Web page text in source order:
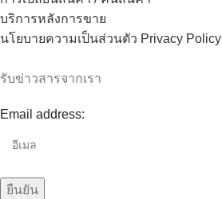
บริการหลังการขาย
นโยบายความเป็นส่วนตัว Privacy Policy
รับข่าวสารจากเรา
Email address: